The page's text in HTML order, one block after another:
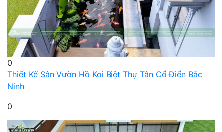
0
Thiết Kế Sân Vườn Hồ Koi Biệt Thự Tân Cổ Điển Bắc
Ninh
0